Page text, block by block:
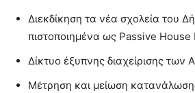
Διεκδίκηση τα νέα σχολεία του
πιστοποιημένα ως Passive House
Δίκτυο έξυπνης διαχείρισης των
Μέτρηση και μείωση